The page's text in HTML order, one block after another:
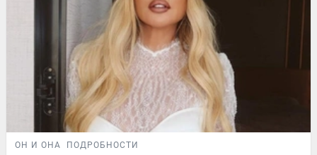
ОН И ОНА ПОДРОБНОСТИ